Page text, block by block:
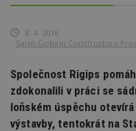
8. 4. 2016
Saint-Gobain Construction
Společnost Rigips
zdokonalili v práci se
loňském úspěchu
výstavby, tentokrát na